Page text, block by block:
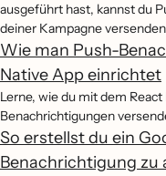
ausgeführt hast, kannst du
deiner Kampagne
Wie man Push-
Native App einrichtet
Lerne, wie du mit dem
Benachrichtigungen
So erstellst du ein
Benachrichtigung zu